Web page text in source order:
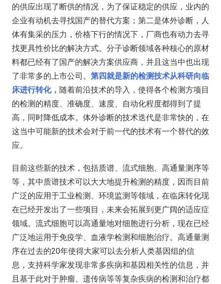
的供应出现了断供的情况，为了保证稳定的供应，业内的
企业有动机去寻找国产的替代方案；第二是体外诊断，人
体有集采的压力，价格下行的情况下，厂商也有动力去寻
找更具性价比的解决方式。分子诊断领域各种核心的原材
料都已经有了国产的解决方案供应商，并且这当中也出现
了非常多的上市公司。 第四就是新的检测技术从科研向临
床进行转化， 随着前沿技术的导入，使得各个检测方项目
的检测的精度、准确度、速度、自动化程度都得到了提
高，同时降低成本。体外诊断的技术迭代是非常快的，在
这当中可能新的技术会对于前一代的技术有一个替代的效
应。
目前这些新的技术，包括质谱、流式细胞、高通量测序等
等，其中质谱技术可以大大地提升检测的精度，因而目前
广泛的应用于工业检测、环境监测等领域，在临床转化现
在已经开发出了一些项目，未来会拓展到更广阔的适应症
领域。流式细胞可以高通量地对细胞进行分析，现在已经
广泛地运用于免疫学、血液学检测和细胞治疗。高通量测
序在过去的20年使得大家可以去分析人类基因组的信
息，支持科学家发现非常多疾病和基因相关性的信息，并
且基于此对于肿瘤、遗传病等等复杂疾病的检测和治疗都